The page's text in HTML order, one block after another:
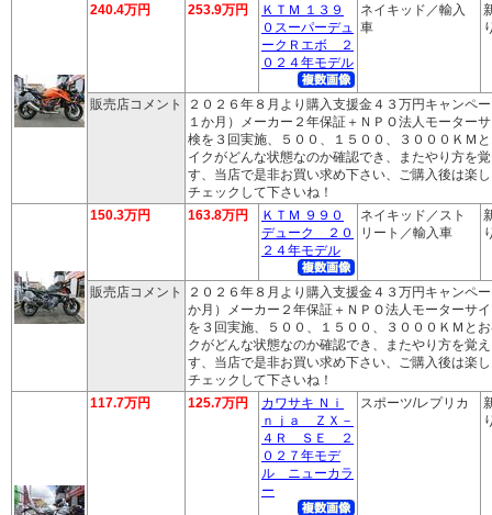
240.4万円
253.9万円
ＫＴＭ １３９
０スーパーデュ
ークＲエボ ２
０２４年モデル
ネイキッド／輸入
車
販売店コメント
２０２６年８月より購入支援金４３万円キャンペ
１か月）メーカー２年保証＋ＮＰＯ法人モーター
検を３回実施、５００、１５００、３０００ＫＭ
イクがどんな状態なのか確認でき、またやり方を
す、当店で是非お買い求め下さい、ご購入後は楽
チェックして下さいね！
150.3万円
163.8万円
ＫＴＭ ９９０
デューク ２０
２４年モデル
ネイキッド／スト
リート／輸入車
販売店コメント
２０２６年８月より購入支援金４３万円キャンペ
か月）メーカー２年保証＋ＮＰＯ法人モーターサ
を３回実施、５００、１５００、３０００ＫＭと
クがどんな状態なのか確認でき、またやり方を覚
す、当店で是非お買い求め下さい、ご購入後は楽
チェックして下さいね！
117.7万円
125.7万円
カワサキ Ｎｉ
ｎｊａ ＺＸ－
４Ｒ ＳＥ ２
０２７年モデ
ル ニューカラ
ー
スポーツ/レプリカ